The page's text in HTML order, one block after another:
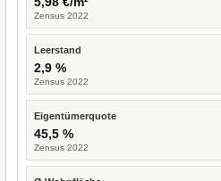
Zensus 2022
Leerstand
2,9 %
Zensus 2022
Eigentümerquote
45,5 %
Zensus 2022